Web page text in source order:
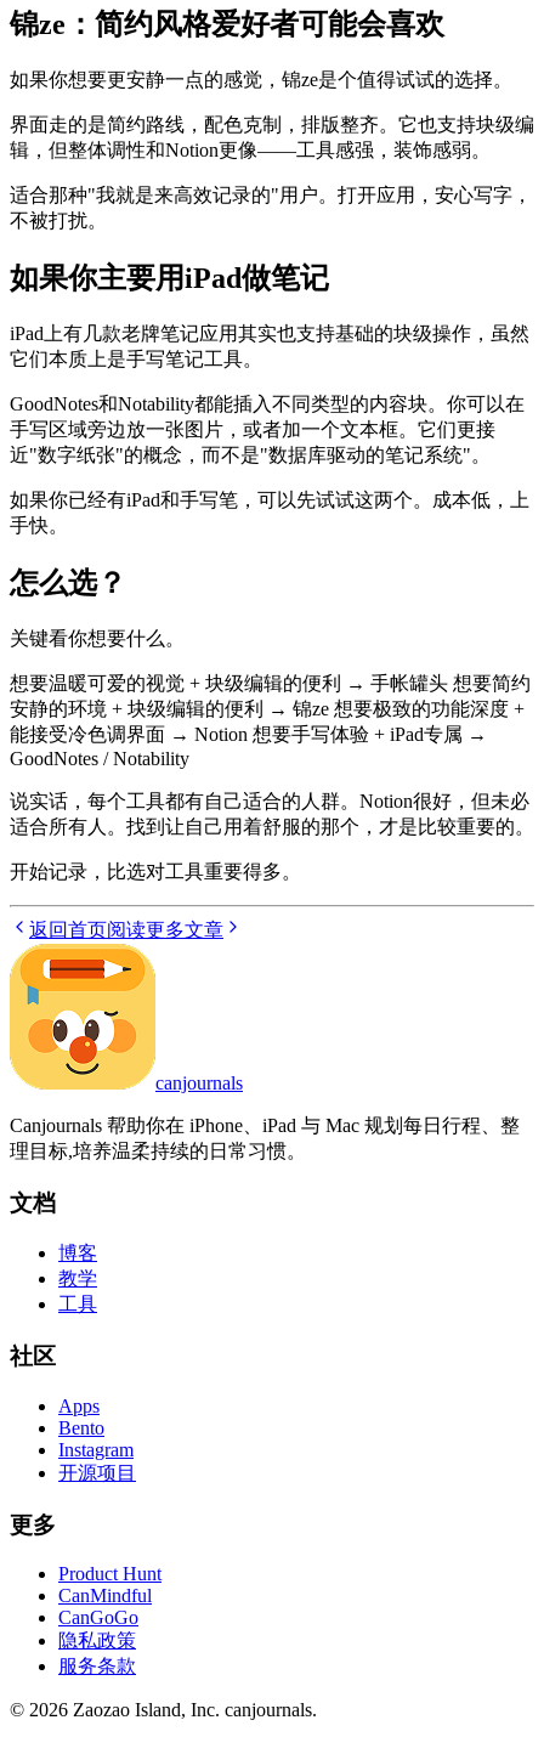
锦ze：简约风格爱好者可能会喜欢
如果你想要更安静一点的感觉，锦ze是个值得试试的选择。
界面走的是简约路线，配色克制，排版整齐。它也支持块级编
辑，但整体调性和Notion更像——工具感强，装饰感弱。
适合那种"我就是来高效记录的"用户。打开应用，安心写字，
不被打扰。
如果你主要用iPad做笔记
iPad上有几款老牌笔记应用其实也支持基础的块级操作，虽然
它们本质上是手写笔记工具。
GoodNotes和Notability都能插入不同类型的内容块。你可以在
手写区域旁边放一张图片，或者加一个文本框。它们更接
近"数字纸张"的概念，而不是"数据库驱动的笔记系统"。
如果你已经有iPad和手写笔，可以先试试这两个。成本低，上
手快。
怎么选？
关键看你想要什么。
想要温暖可爱的视觉 + 块级编辑的便利 → 手帐罐头 想要简约
安静的环境 + 块级编辑的便利 → 锦ze 想要极致的功能深度 +
能接受冷色调界面 → Notion 想要手写体验 + iPad专属 →
GoodNotes / Notability
说实话，每个工具都有自己适合的人群。Notion很好，但未必
适合所有人。找到让自己用着舒服的那个，才是比较重要的。
开始记录，比选对工具重要得多。
返回首页阅读更多文章
canjournals
Canjournals 帮助你在 iPhone、iPad 与 Mac 规划每日行程、整
理目标,培养温柔持续的日常习惯。
文档
博客
教学
工具
社区
Apps
Bento
Instagram
开源项目
更多
Product Hunt
CanMindful
CanGoGo
隐私政策
服务条款
© 2026 Zaozao Island, Inc. canjournals.